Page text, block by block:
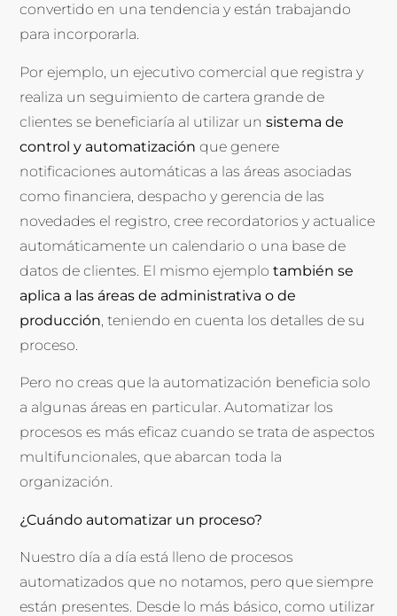
convertido en una tendencia y están trabajando
para incorporarla.
Por ejemplo, un ejecutivo comercial que registra y
realiza un seguimiento de cartera grande de
clientes se beneficiaría al utilizar unsistema de
control y automatización que genere
notificaciones automáticas a las áreas asociadas
como financiera, despacho y gerencia de las
novedades el registro, cree recordatorios y actualice
automáticamente un calendario o una base de
datos de clientes. El mismo ejemplotambién se
aplica a las áreas de administrativa o de
producción , teniendo en cuenta los detalles de su
proceso.
Pero no creas que la automatización beneficia solo
a algunas áreas en particular. Automatizar los
procesos es más eficaz cuando se trata de aspectos
multifuncionales, que abarcan toda la
organización.
¿Cuándo automatizar un proceso?
Nuestro día a día está lleno de procesos
automatizados que no notamos, pero que siempre
están presentes. Desde lo más básico, como utilizar